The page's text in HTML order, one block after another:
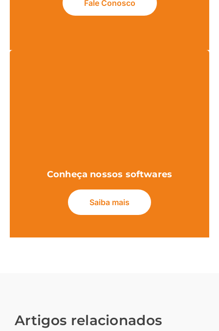
Fale Conosco
Conheça nossos softwares
Saiba mais
Artigos relacionados